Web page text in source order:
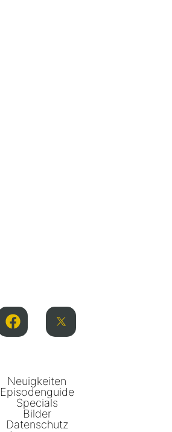
Neuigkeiten
Episodenguide
Specials
Bilder
Datenschutz